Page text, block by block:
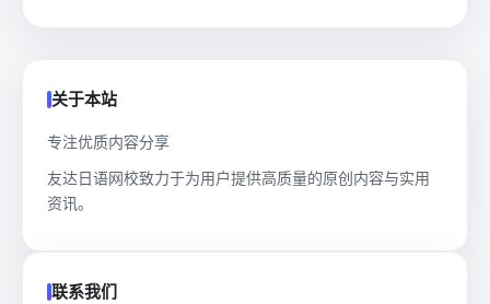
关于本站
专注优质内容分享
友达日语网校致力于为用户提供高质量的原创内容与实用
资讯。
联系我们